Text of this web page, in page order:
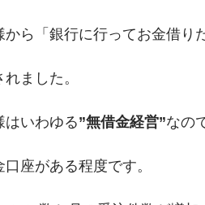
から「銀行に行ってお金借
ました。
はいわゆる”無借金経営”なの
口座がある程度です。